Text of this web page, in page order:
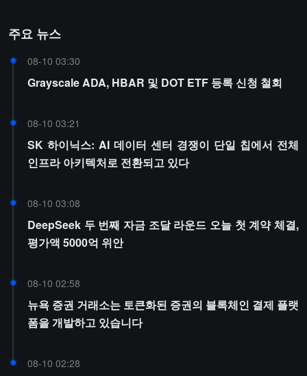
주요 뉴스
08-10 03:30
Grayscale ADA, HBAR 및 DOT ETF 등록 신청 철회
08-10 03:21
SK 하이닉스: AI 데이터 센터 경쟁이 단일 칩에서 전체
인프라 아키텍처로 전환되고 있다
08-10 03:08
DeepSeek 두 번째 자금 조달 라운드 오늘 첫 계약 체결,
평가액 5000억 위안
08-10 02:58
뉴욕 증권 거래소는 토큰화된 증권의 블록체인 결제 플랫
폼을 개발하고 있습니다
08-10 02:28